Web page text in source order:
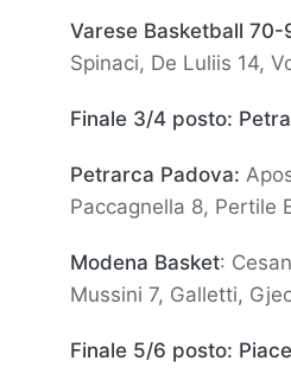
Varese Basketball 70-
Spinaci, De Luliis 14,
Finale 3/4 posto:
Petrarca Padova:
Paccagnella 8, Pertile
Modena Basket:
Mussini 7, Galletti,
Finale 5/6 posto: